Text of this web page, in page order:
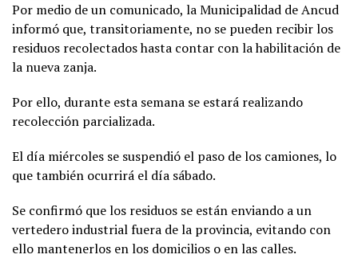
Por medio de un comunicado, la Municipalidad de Ancud
informó que, transitoriamente, no se pueden recibir los
residuos recolectados hasta contar con la habilitación de
la nueva zanja.
Por ello, durante esta semana se estará realizando
recolección parcializada.
El día miércoles se suspendió el paso de los camiones, lo
que también ocurrirá el día sábado.
Se confirmó que los residuos se están enviando a un
vertedero industrial fuera de la provincia, evitando con
ello mantenerlos en los domicilios o en las calles.